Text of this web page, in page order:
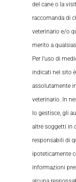
del cane o la
raccomanda di
veterinario e/o
merito a
Per l’uso di
indicati nel sito
assolutamente
veterinario. In
lo gestisce, gli
altre soggetti in
responsabili di
ipoteticamente
informazioni